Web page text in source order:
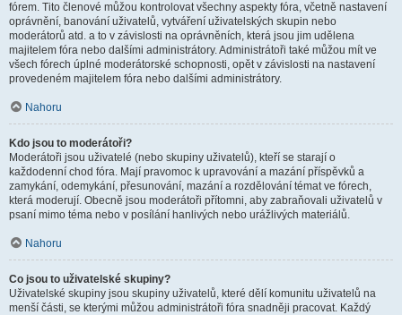
fórem. Tito členové můžou kontrolovat všechny aspekty fóra, včetně nastavení
oprávnění, banování uživatelů, vytváření uživatelských skupin nebo
moderátorů atd. a to v závislosti na oprávněních, která jsou jim udělena
majitelem fóra nebo dalšími administrátory. Administrátoři také můžou mít ve
všech fórech úplné moderátorské schopnosti, opět v závislosti na nastavení
provedeném majitelem fóra nebo dalšími administrátory.
Nahoru
Kdo jsou to moderátoři?
Moderátoři jsou uživatelé (nebo skupiny uživatelů), kteří se starají o
každodenní chod fóra. Mají pravomoc k upravování a mazání příspěvků a
zamykání, odemykání, přesunování, mazání a rozdělování témat ve fórech,
která moderují. Obecně jsou moderátoři přítomni, aby zabraňovali uživatelů v
psaní mimo téma nebo v posílání hanlivých nebo urážlivých materiálů.
Nahoru
Co jsou to uživatelské skupiny?
Uživatelské skupiny jsou skupiny uživatelů, které dělí komunitu uživatelů na
menší části, se kterými můžou administrátoři fóra snadněji pracovat. Každý